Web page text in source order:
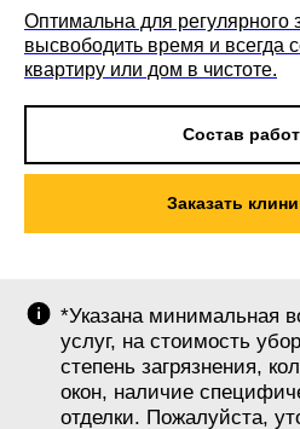
Оптимальна для регулярного
высвободить время и всегда
квартиру или дом в чистоте.
Состав работ
Заказать
*Указана минимальная
услуг, на стоимость
степень загрязнения,
окон, наличие
отделки. Пожалуйста,